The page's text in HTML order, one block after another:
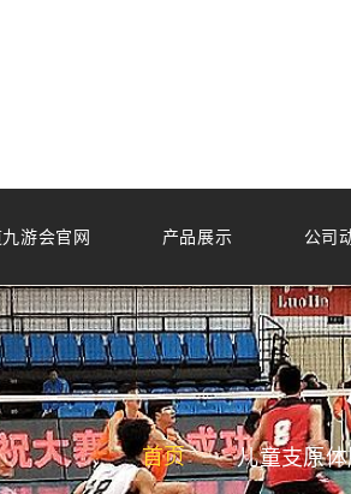
游会官网 产品展示 公司
首页 儿童支原